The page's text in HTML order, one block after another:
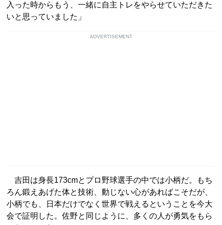
入った時からもう、一緒に自主トレをやらせていただきた
いと思っていました」
ADVERTISEMENT
吉田は身長173cmとプロ野球選手の中では小柄だ。もち
ろん鍛えあげた体と技術、動じない心があればこそだが、
小柄でも、日本だけでなく世界で戦えるということを今大
会で証明した。佐野と同じように、多くの人が勇気をもら